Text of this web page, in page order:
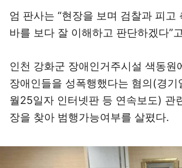
엄 판사는 “현장을 보며 검찰과 피고
바를 보다 잘 이해하고 판단하겠다”
인천 강화군 장애인거주시설 색동원
장애인들을 성폭행했다는 혐의(경
월25일자 인터넷판 등 연속보도) 관
장을 찾아 범행가능여부를 살폈다.